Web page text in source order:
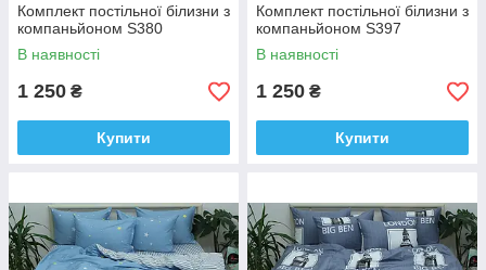
Комплект постільної білизни з
компаньйоном S380
В наявності
1 250 ₴
Купити
Комплект постільної білизни з
компаньйоном S397
В наявності
1 250 ₴
Купити